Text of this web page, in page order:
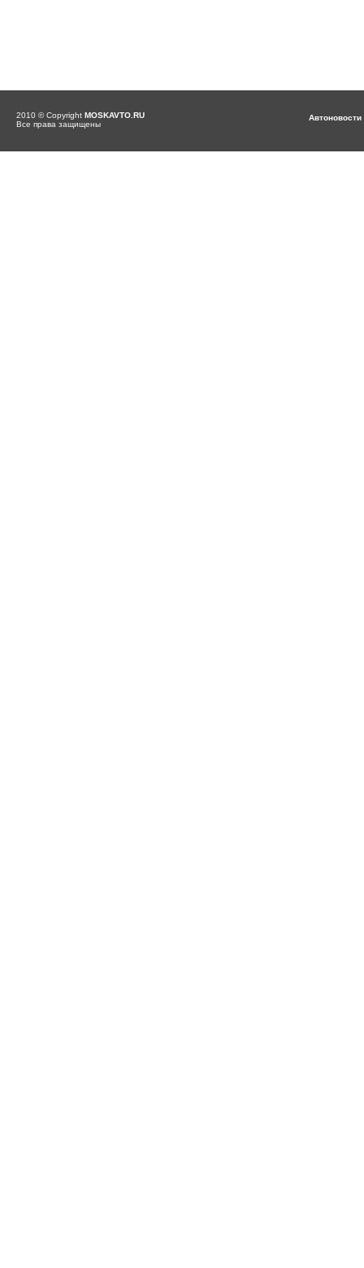
2010 © Copyright MOSKAVTO.RU
Все права защищены
Автоновости